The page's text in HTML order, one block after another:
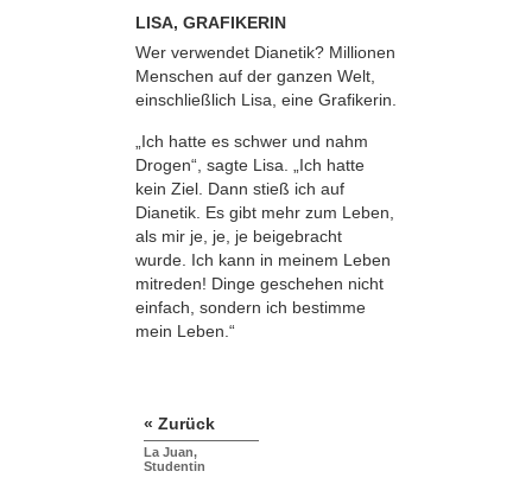
LISA, GRAFIKERIN
Wer verwendet Dianetik? Millionen
Menschen auf der ganzen Welt,
einschließlich Lisa, eine Grafikerin.
„Ich hatte es schwer und nahm
Drogen“, sagte Lisa. „Ich hatte
kein Ziel. Dann stieß ich auf
Dianetik. Es gibt mehr zum Leben,
als mir je, je, je beigebracht
wurde. Ich kann in meinem Leben
mitreden! Dinge geschehen nicht
einfach, sondern ich bestimme
mein Leben.“
« Zurück
La Juan,
Studentin